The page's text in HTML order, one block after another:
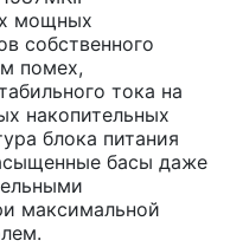
мощных
собственного
помех,
тока на
накопительных
блока питания
басы даже
максимальной